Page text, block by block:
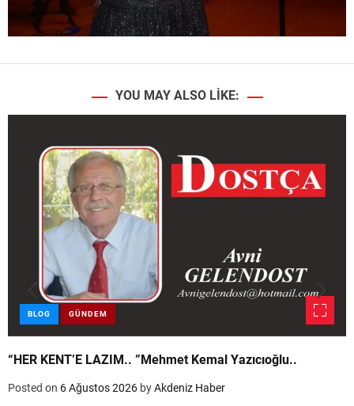
YOU MAY ALSO LIKE:
BLOG GÜNDEM
“HER KENT’E LAZIM.. ”Mehmet Kemal Yazıcıoğlu..
Posted on 6 Ağustos 2026 byAkdeniz Haber